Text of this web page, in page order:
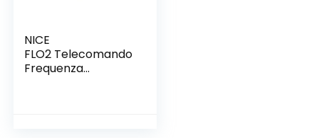
NICE
FLO2 Telecomando
Frequenza